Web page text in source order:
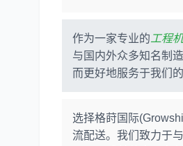
作为一家专业的工程
与国内外众多知名制
而更好地服务于我们
选择格莳国际
流配送。我们致力于